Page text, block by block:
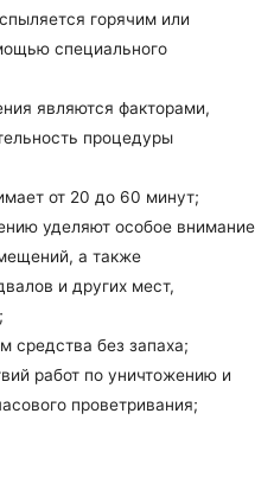
горячим или
специального
являются факторами,
процедуры
от 20 до 60 минут;
уделяют особое внимание
а также
и других мест,
средства без запаха;
работ по уничтожению и
проветривания;